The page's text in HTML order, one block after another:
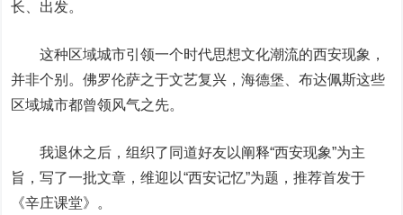
长、出发。
这种区域城市引领一个时代思想文化潮流的西安现象，
并非个别。佛罗伦萨之于文艺复兴，海德堡、布达佩斯这些
区域城市都曾领风气之先。
我退休之后，组织了同道好友以阐释“西安现象”为主
旨，写了一批文章，维迎以“西安记忆”为题，推荐首发于
《辛庄课堂》。